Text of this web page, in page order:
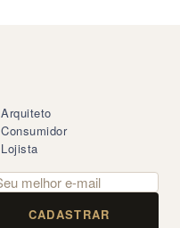
Arquiteto
Consumidor
Lojista
CADASTRAR